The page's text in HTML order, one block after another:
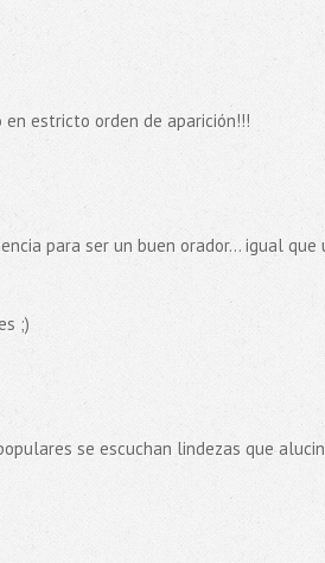
en estricto orden de aparición!!!
para ser un buen orador... igual
;)
se escuchan lindezas que